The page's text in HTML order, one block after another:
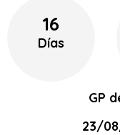
16
Días
GP
23/